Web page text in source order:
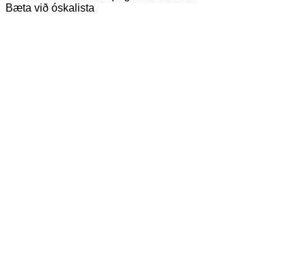
Bæta við óskalista